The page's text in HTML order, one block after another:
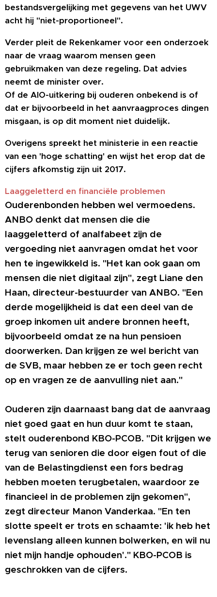
bestandsvergelijking met gegevens van het UWV
acht hij "niet-proportioneel".
Verder pleit de Rekenkamer voor een onderzoek
naar de vraag waarom mensen geen
gebruikmaken van deze regeling. Dat advies
neemt de minister over.
Of de AIO-uitkering bij ouderen onbekend is of
dat er bijvoorbeeld in het aanvraagproces dingen
misgaan, is op dit moment niet duidelijk.
Overigens spreekt het ministerie in een reactie
van een 'hoge schatting' en wijst het erop dat de
cijfers afkomstig zijn uit 2017.
Laaggeletterd en financiële problemen
Ouderenbonden hebben wel vermoedens.
ANBO denkt dat mensen die die
laaggeletterd of analfabeet zijn de
vergoeding niet aanvragen omdat het voor
hen te ingewikkeld is. "Het kan ook gaan om
mensen die niet digitaal zijn", zegt Liane den
Haan, directeur-bestuurder van ANBO. "Een
derde mogelijkheid is dat een deel van de
groep inkomen uit andere bronnen heeft,
bijvoorbeeld omdat ze na hun pensioen
doorwerken. Dan krijgen ze wel bericht van
de SVB, maar hebben ze er toch geen recht
op en vragen ze de aanvulling niet aan."
Ouderen zijn daarnaast bang dat de aanvraag
niet goed gaat en hun duur komt te staan,
stelt ouderenbond KBO-PCOB. "Dit krijgen we
terug van senioren die door eigen fout of die
van de Belastingdienst een fors bedrag
hebben moeten terugbetalen, waardoor ze
financieel in de problemen zijn gekomen",
zegt directeur Manon Vanderkaa. "En ten
slotte speelt er trots en schaamte: 'ik heb het
levenslang alleen kunnen bolwerken, en wil nu
niet mijn handje ophouden'." KBO-PCOB is
geschrokken van de cijfers.